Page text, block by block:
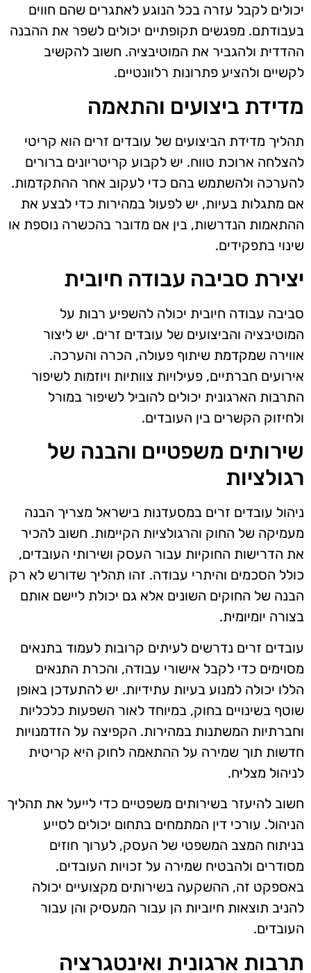
יכולים לקבל עזרה בכל הנוגע לאתגרים שהם חווים
בעבודתם. מפגשים תקופתיים יכולים לשפר את ההבנה
ההדדית ולהגביר את המוטיבציה. חשוב להקשיב
לקשיים ולהציע פתרונות רלוונטיים.
מדידת ביצועים והתאמה
תהליך מדידת הביצועים של עובדים זרים הוא קריטי
להצלחה ארוכת טווח. יש לקבוע קריטריונים ברורים
להערכה ולהשתמש בהם כדי לעקוב אחר ההתקדמות.
אם מתגלות בעיות, יש לפעול במהירות כדי לבצע את
ההתאמות הנדרשות, בין אם מדובר בהכשרה נוספת או
שינוי בתפקידים.
יצירת סביבה עבודה חיובית
סביבה עבודה חיובית יכולה להשפיע רבות על
המוטיבציה והביצועים של עובדים זרים. יש ליצור
אווירה שמקדמת שיתוף פעולה, הכרה והערכה.
אירועים חברתיים, פעילויות צוותיות ויוזמות לשיפור
התרבות הארגונית יכולים להוביל לשיפור במורל
ולחיזוק הקשרים בין העובדים.
שירותים משפטיים והבנה של
רגולציות
ניהול עובדים זרים במסעדנות בישראל מצריך הבנה
מעמיקה של החוק והרגולציות הקיימות. חשוב להכיר
את הדרישות החוקיות עבור העסק ושירותי העובדים,
כולל הסכמים והיתרי עבודה. זהו תהליך שדורש לא רק
הבנה של החוקים השונים אלא גם יכולת ליישם אותם
בצורה יומיומית.
עובדים זרים נדרשים לעיתים קרובות לעמוד בתנאים
מסוימים כדי לקבל אישורי עבודה, והכרת התנאים
הללו יכולה למנוע בעיות עתידיות. יש להתעדכן באופן
שוטף בשינויים בחוק, במיוחד לאור השפעות כלכליות
וחברתיות המשתנות במהירות. הקפיצה על הזדמנויות
חדשות תוך שמירה על ההתאמה לחוק היא קריטית
לניהול מצליח.
חשוב להיעזר בשירותים משפטיים כדי לייעל את תהליך
הניהול. עורכי דין המתמחים בתחום יכולים לסייע
בניתוח המצב המשפטי של העסק, לערוך חוזים
מסודרים ולהבטיח שמירה על זכויות העובדים.
באספקט זה, ההשקעה בשירותים מקצועיים יכולה
להניב תוצאות חיוביות הן עבור המעסיק והן עבור
העובדים.
תרבות ארגונית ואינטגרציה